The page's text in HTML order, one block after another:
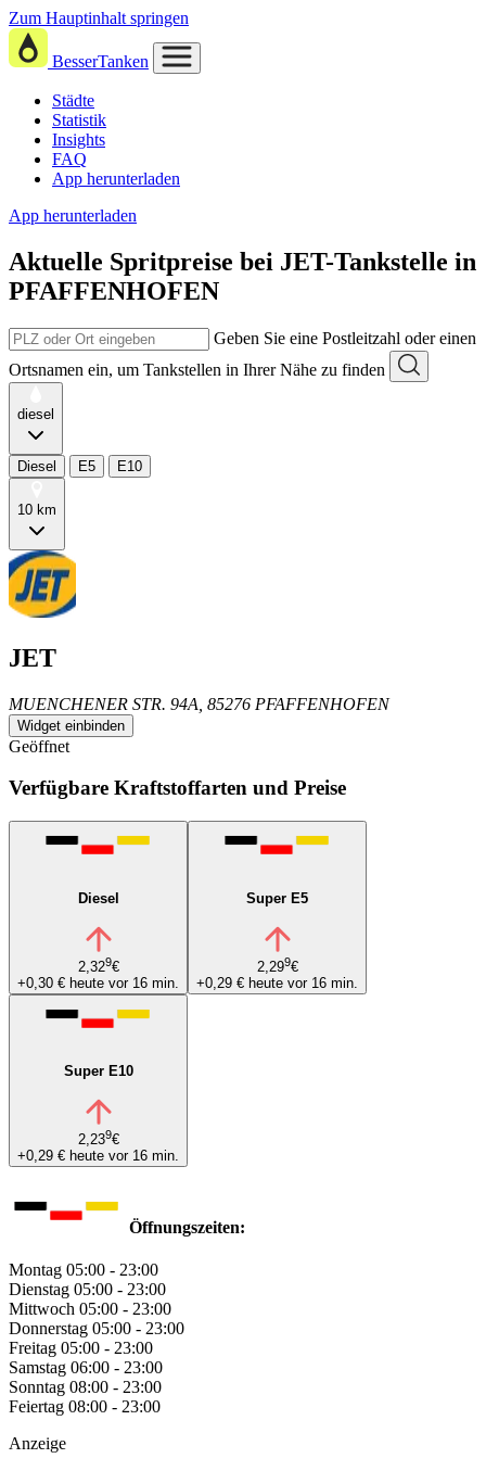
Zum Hauptinhalt springen
BesserTanken
Städte
Statistik
Insights
FAQ
App herunterladen
App herunterladen
Aktuelle Spritpreise bei JET-Tankstelle in
PFAFFENHOFEN
Geben Sie eine Postleitzahl oder einen
Ortsnamen ein, um Tankstellen in Ihrer Nähe zu finden
diesel
Diesel E5 E10
10 km
JET
MUENCHENER STR. 94A, 85276 PFAFFENHOFEN
Widget einbinden
Geöffnet
Verfügbare Kraftstoffarten und Preise
Diesel
2,329€
+0,30 € heute vor 16 min.
Super E5
2,299€
+0,29 € heute vor 16 min.
Super E10
2,239€
+0,29 € heute vor 16 min.
Öffnungszeiten:
Montag 05:00 - 23:00
Dienstag 05:00 - 23:00
Mittwoch 05:00 - 23:00
Donnerstag 05:00 - 23:00
Freitag 05:00 - 23:00
Samstag 06:00 - 23:00
Sonntag 08:00 - 23:00
Feiertag 08:00 - 23:00
Anzeige